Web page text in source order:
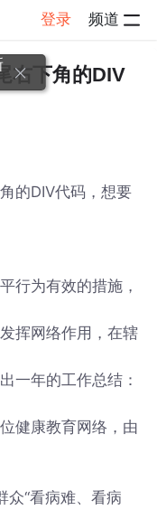
登录 频道
右下角的DIV
的DIV代码，想要
行为有效的措施，
挥网络作用，在辖
一年的工作总结：
健康教育网络，由
众“看病难、看病